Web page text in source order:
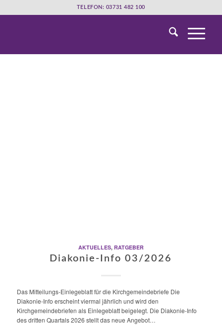
TELEFON: 03731 482 100
AKTUELLES, RATGEBER
Diakonie-Info 03/2026
Das Mitteilungs-Einlegeblatt für die Kirchgemeindebriefe Die
Diakonie-Info erscheint viermal jährlich und wird den
Kirchgemeindebriefen als Einlegeblatt beigelegt. Die Diakonie-Info
des dritten Quartals 2026 stellt das neue Angebot…